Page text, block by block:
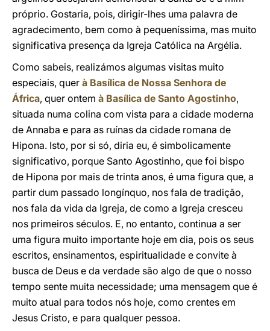
próprio. Gostaria, pois, dirigir-lhes uma palavra de
agradecimento, bem como à pequeníssima, mas muito
significativa presença da Igreja Católica na Argélia.
Como sabeis, realizámos algumas visitas muito
especiais, quer à Basílica de Nossa Senhora de
África, quer ontem à Basílica de Santo Agostinho,
situada numa colina com vista para a cidade moderna
de Annaba e para as ruínas da cidade romana de
Hipona. Isto, por si só, diria eu, é simbolicamente
significativo, porque Santo Agostinho, que foi bispo
de Hipona por mais de trinta anos, é uma figura que, a
partir dum passado longínquo, nos fala de tradição,
nos fala da vida da Igreja, de como a Igreja cresceu
nos primeiros séculos. E, no entanto, continua a ser
uma figura muito importante hoje em dia, pois os seus
escritos, ensinamentos, espiritualidade e convite à
busca de Deus e da verdade são algo de que o nosso
tempo sente muita necessidade; uma mensagem que é
muito atual para todos nós hoje, como crentes em
Jesus Cristo, e para qualquer pessoa.